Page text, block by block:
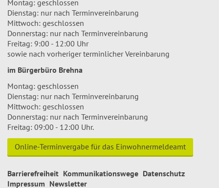
Montag: geschlossen
Dienstag: nur nach Terminvereinbarung
Mittwoch: geschlossen
Donnerstag: nur nach Terminvereinbarung
Freitag: 9:00 - 12:00 Uhr
sowie nach vorheriger terminlicher Vereinbarung
im Bürgerbüro Brehna
Montag: geschlossen
Dienstag: nur nach Terminvereinbarung
Mittwoch: geschlossen
Donnerstag: nur nach Terminvereinbarung
Freitag: 09:00 - 12:00 Uhr.
Online-Terminvergabe für das Einwohnermeldeamt
Barrierefreiheit Kommunikationswege Datenschutz
Impressum Newsletter